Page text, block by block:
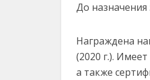
До назначения
Награждена
(2020 г.).
а также